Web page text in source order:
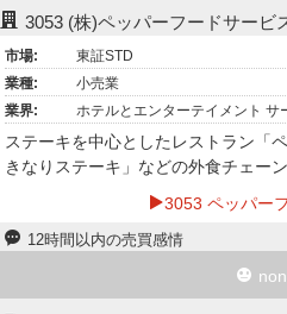
3053 (株)ペッパーフードサービ
市場:
東証STD
業種:
小売業
業界:
ホテルとエンターテイメント サ
ステーキを中心としたレストラン「
きなりステーキ」などの外食チェーン
3053 ペッパー
12時間以内の売買感情